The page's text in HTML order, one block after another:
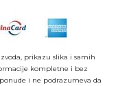
prikazu slika i samih
kompletne i bez
i ne podrazumeva da